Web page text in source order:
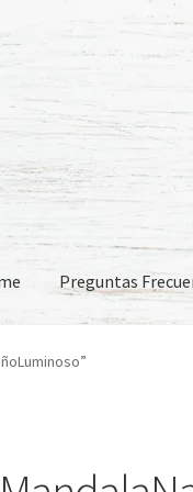
Preguntas
Frecuentes